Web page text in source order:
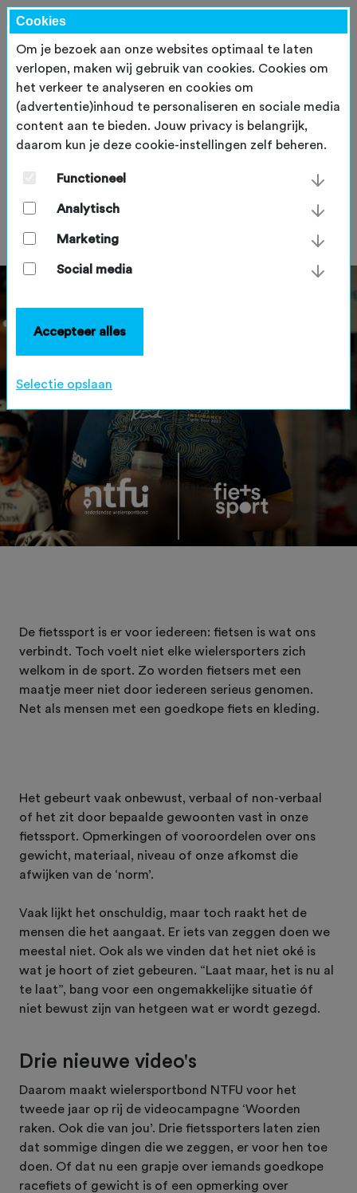
Woorden raken. Ook die van
jou.
maandag 18 september 2023
De fietssport is er voor iedereen: fietsen is wat ons
verbindt. Toch voelt niet elke wielersporters zich
welkom in de sport. Zo worden fietsers met een
maatje meer niet door iedereen serieus genomen.
Net als mensen met een goedkope fiets en kleding.
Het gebeurt vaak onbewust, verbaal of non-verbaal
of het zit door bepaalde gewoonten vast in onze
fietssport. Opmerkingen of vooroordelen over ons
gewicht, materiaal, niveau of onze afkomst die
afwijken van de ‘norm’.
Vaak lijkt het onschuldig, maar toch raakt het de
mensen die het aangaat. Er iets van zeggen doen we
meestal niet. Ook als we vinden dat het niet oké is
wat je hoort of ziet gebeuren. “Laat maar, het is nu al
te laat”, bang voor een ongemakkelijke situatie óf
niet bewust zijn van hetgeen wat er wordt gezegd.
Drie nieuwe video's
Daarom maakt wielersportbond NTFU voor het
tweede jaar op rij de videocampagne ‘Woorden
raken. Ook die van jou’. Drie fietssporters laten zien
dat sommige dingen die we zeggen, er voor hen toe
doen. Of dat nu een grapje over iemands goedkope
racefiets of gewicht is of een opmerking over
Cookies
Om je bezoek aan onze websites optimaal te laten
verlopen, maken wij gebruik van cookies. Cookies om
het verkeer te analyseren en cookies om
(advertentie)inhoud te personaliseren en sociale media
content aan te bieden. Jouw privacy is belangrijk,
daarom kun je deze cookie-instellingen zelf beheren.
Functioneel
Analytisch
Marketing
Social media
Accepteer alles
Selectie opslaan